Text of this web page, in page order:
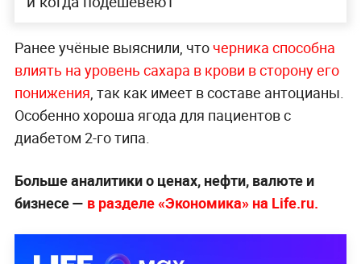
Ранее учёные выяснили, чточерника способна
влиять на уровень сахара в крови в сторону его
понижения, так как имеет в составе антоцианы.
Особенно хороша ягода для пациентов с
диабетом 2-го типа.
Больше аналитики о ценах, нефти, валюте и
бизнесе — в разделе «Экономика» на Life.ru.